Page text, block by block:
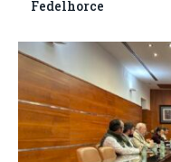
Fedelhorce